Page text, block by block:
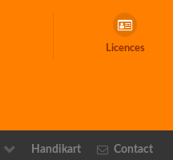
Licences
Handikart Contact